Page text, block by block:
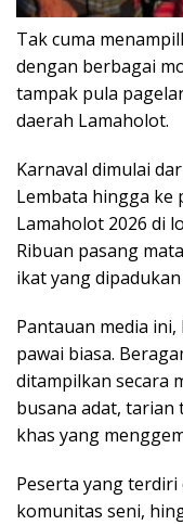
Tak cuma
dengan berbagai
tampak pula
daerah Lamaholot.
Karnaval dimulai
Lembata hingga ke
Lamaholot 2026 di
Ribuan pasang
ikat yang
Pantauan media
pawai biasa.
ditampilkan secara
busana adat,
khas yang
Peserta yang
komunitas seni,